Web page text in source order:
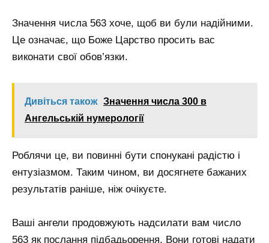
Значення числа 563 хоче, щоб ви були надійними.
Це означає, що Боже Царство просить вас
виконати свої обов’язки.
Дивіться також Значення числа 300 в
Ангельській нумерології
Роблячи це, ви повинні бути спонукані радістю і
ентузіазмом. Таким чином, ви досягнете бажаних
результатів раніше, ніж очікуєте.
Ваші ангели продовжують надсилати вам число
563 як послання підбадьорення. Вони готові надати